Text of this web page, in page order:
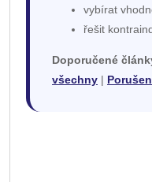
vybírat
řešit
Doporučené
všechny |